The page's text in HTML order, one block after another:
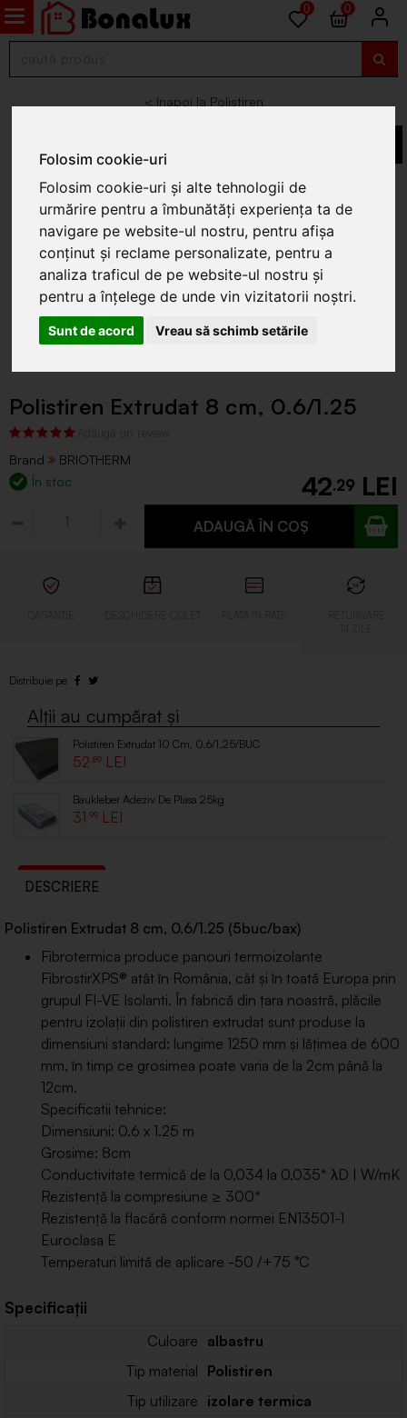
Folosim cookie-uri
Folosim cookie-uri și alte tehnologii de
urmărire pentru a îmbunătăți experiența ta de
navigare pe website-ul nostru, pentru afișa
conținut și reclame personalizate, pentru a
analiza traficul de pe website-ul nostru și
pentru a înțelege de unde vin vizitatorii noștri.
Sunt de acord Vreau să schimb setările
0 0
Polistiren
Polistiren Extrudat 8 cm, 0.6/1.25
Brand
BRIOTHERM
În stoc
42.29
ADAUGĂ ÎN COȘ
Polistiren Extrudat 10 Cm, 0.6/1.25/BUC
52 .89
Baukleber Adeziv De Plasa 25kg
31 .99
DESCRIERE
Polistiren Extrudat 8 cm, 0.6/1.25 (5buc/bax)
Fibrotermica produce panouri termoizolante
FibrostirXPS® atât în România, cât şi în toată Europa prin
grupul FI-VE Isolanti. În fabrică din ţara noastră, plăcile
pentru izolaţii din polistiren extrudat sunt produse la
dimensiuni standard: lungime 1250 mm şi lăţimea de 600
mm, în timp ce grosimea poate varia de la 2cm până la
12cm.
Specificatii tehnice:
Dimensiuni: 0.6 x 1.25 m
Grosime: 8cm
Conductivitate termică de la 0,034 la 0,035* λD | W/mK
Rezistență la compresiune ≥ 300*
Rezistență la flacără conform normei EN13501-1
Euroclasa E
Temperaturi limită de aplicare -50 /+75 °C
Specificații
Culoare albastru
Tip material Polistiren
Tip utilizare izolare termica